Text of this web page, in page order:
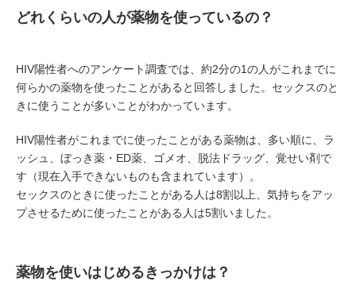
どれくらいの人が薬物を使っているの？
HIV陽性者へのアンケート調査では、約2分の1の人がこれまでに
何らかの薬物を使ったことがあると回答しました。セックスのと
きに使うことが多いことがわかっています。
HIV陽性者がこれまでに使ったことがある薬物は、多い順に、ラ
ッシュ、ぼっき薬・ED薬、ゴメオ、脱法ドラッグ、覚せい剤で
す（現在入手できないものも含まれています）。
セックスのときに使ったことがある人は8割以上、気持ちをアッ
プさせるために使ったことがある人は5割いました。
薬物を使いはじめるきっかけは？